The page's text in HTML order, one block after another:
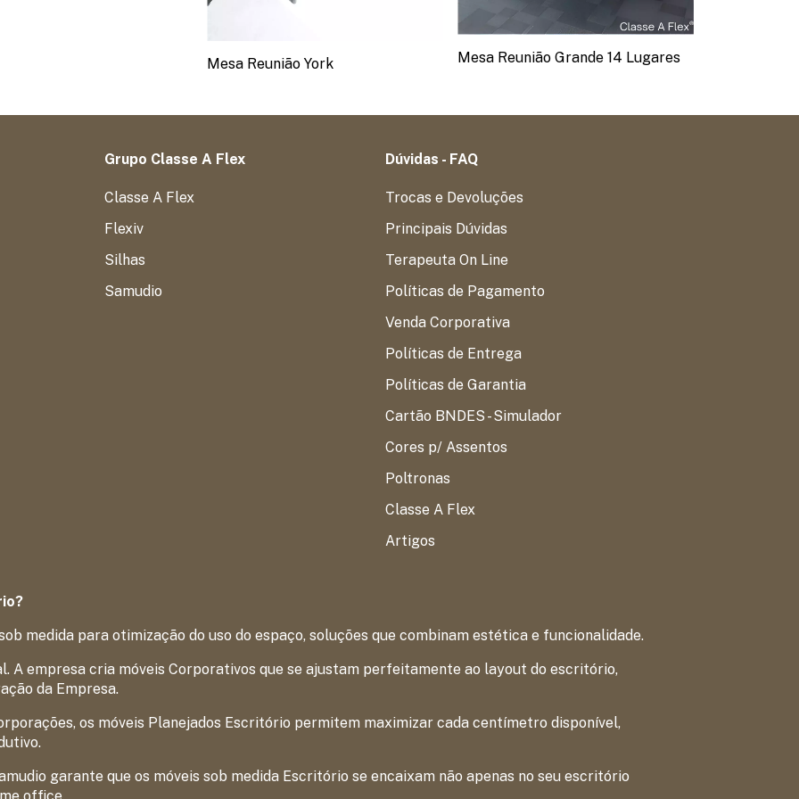
Mesa Reunião York Mesa Reunião Grande 14 Lugares
Grupo Classe A Flex
Classe A Flex
Flexiv
Silhas
Samudio
Dúvidas - FAQ
Trocas e Devoluções
Principais Dúvidas
Terapeuta On Line
Políticas de Pagamento
Venda Corporativa
Políticas de Entrega
Políticas de Garantia
Cartão BNDES - Simulador
Cores p/ Assentos
Poltronas
Classe A Flex
Artigos
medida para otimização do uso do espaço, soluções que combinam estética e funcionalidade.
A empresa cria móveis Corporativos que se ajustam perfeitamente ao layout do escritório,
da Empresa.
os móveis Planejados Escritório permitem maximizar cada centímetro disponível,
garante que os móveis sob medida Escritório se encaixam não apenas no seu escritório
office.